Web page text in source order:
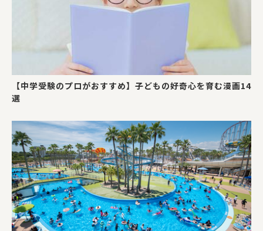
【中学受験のプロがおすすめ】子どもの好奇心を育む漫画14
選